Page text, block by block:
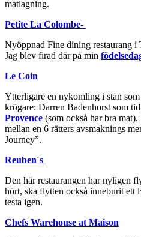
matlagning.
Petite La Colombe-
Nyöppnad Fine dining restaurang i
Jag blev firad där på min
Le Coin
Ytterligare en nykomling i stan
krögare: Darren Badenhorst som
Provence (som också har bra
mellan en 6 rätters avsmaknings
Journey”.
Reuben´s
Den här restaurangen har nyligen
hört, ska flytten också inneburit ett
testa igen.
Chefs Warehouse at Maison